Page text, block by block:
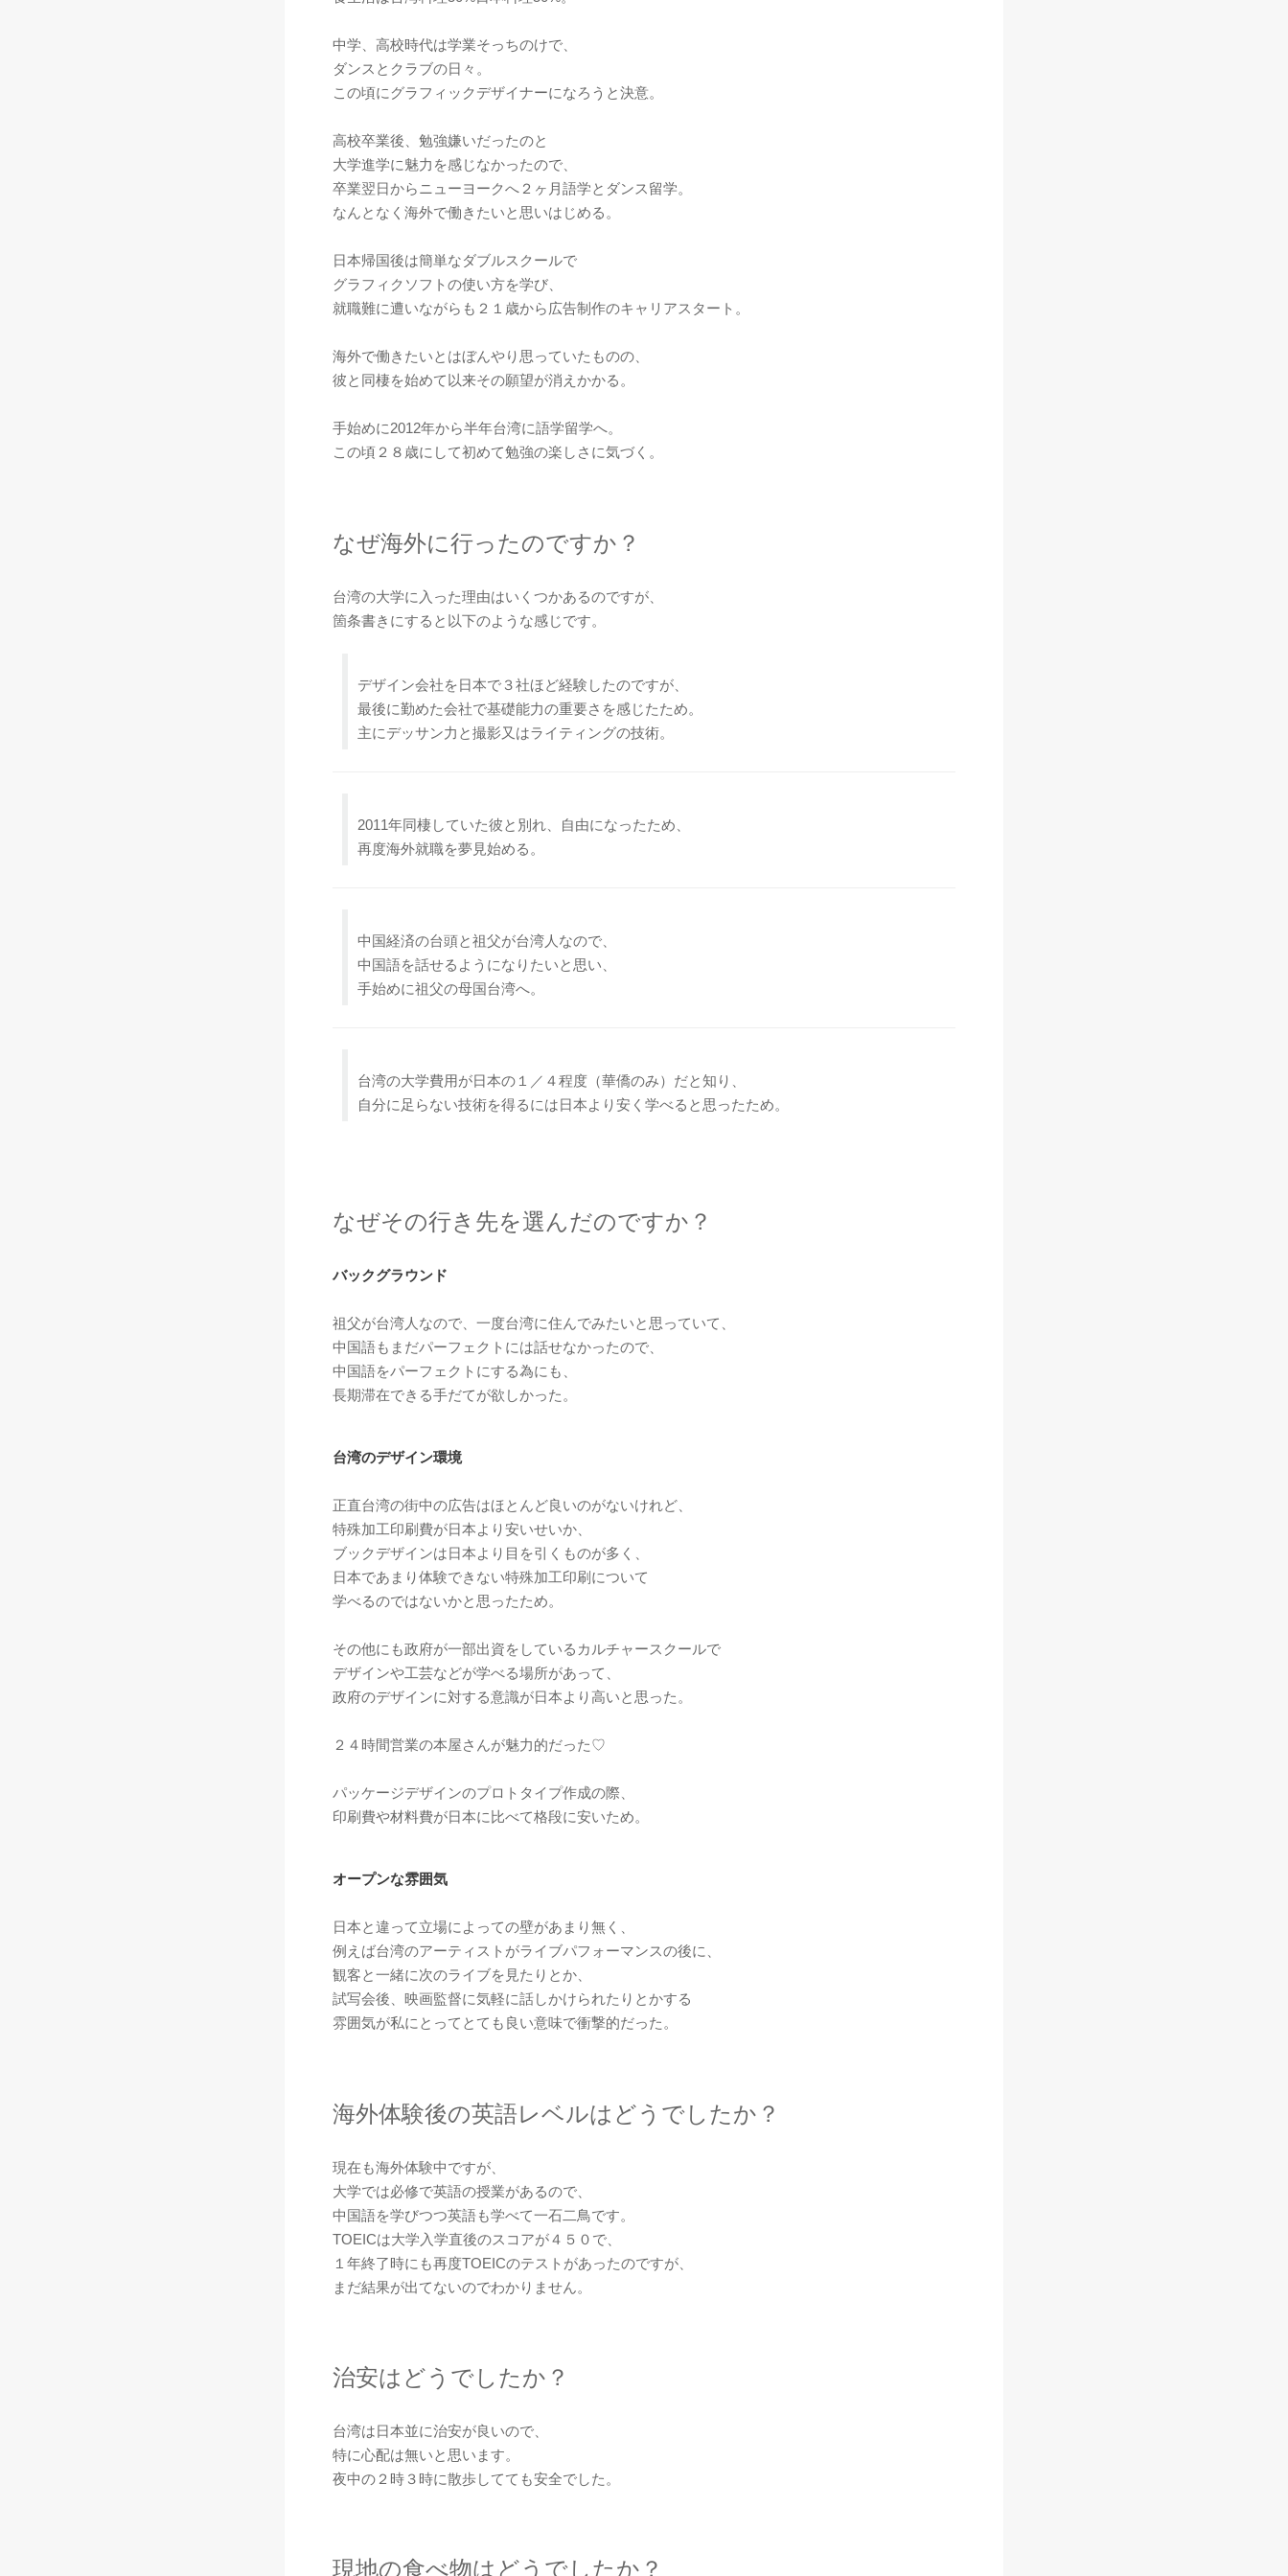
中学、高校時代は学業そっちのけで、
ダンスとクラブの日々。
この頃にグラフィックデザイナーになろうと決意。
高校卒業後、勉強嫌いだったのと
大学進学に魅力を感じなかったので、
卒業翌日からニューヨークへ２ヶ月語学とダンス留学。
なんとなく海外で働きたいと思いはじめる。
日本帰国後は簡単なダブルスクールで
グラフィクソフトの使い方を学び、
就職難に遭いながらも２１歳から広告制作のキャリアスタート。
海外で働きたいとはぼんやり思っていたものの、
彼と同棲を始めて以来その願望が消えかかる。
手始めに2012年から半年台湾に語学留学へ。
この頃２８歳にして初めて勉強の楽しさに気づく。
なぜ海外に行ったのですか？
台湾の大学に入った理由はいくつかあるのですが、
箇条書きにすると以下のような感じです。
デザイン会社を日本で３社ほど経験したのですが、
最後に勤めた会社で基礎能力の重要さを感じたため。
主にデッサン力と撮影又はライティングの技術。
2011年同棲していた彼と別れ、自由になったため、
再度海外就職を夢見始める。
中国経済の台頭と祖父が台湾人なので、
中国語を話せるようになりたいと思い、
手始めに祖父の母国台湾へ。
台湾の大学費用が日本の１／４程度（華僑のみ）だと知り、
自分に足らない技術を得るには日本より安く学べると思ったため。
なぜその行き先を選んだのですか？
バックグラウンド
祖父が台湾人なので、一度台湾に住んでみたいと思っていて、
中国語もまだパーフェクトには話せなかったので、
中国語をパーフェクトにする為にも、
長期滞在できる手だてが欲しかった。
台湾のデザイン環境
正直台湾の街中の広告はほとんど良いのがないけれど、
特殊加工印刷費が日本より安いせいか、
ブックデザインは日本より目を引くものが多く、
日本であまり体験できない特殊加工印刷について
学べるのではないかと思ったため。
その他にも政府が一部出資をしているカルチャースクールで
デザインや工芸などが学べる場所があって、
政府のデザインに対する意識が日本より高いと思った。
２４時間営業の本屋さんが魅力的だった♡
パッケージデザインのプロトタイプ作成の際、
印刷費や材料費が日本に比べて格段に安いため。
オープンな雰囲気
日本と違って立場によっての壁があまり無く、
例えば台湾のアーティストがライブパフォーマンスの後に、
観客と一緒に次のライブを見たりとか、
試写会後、映画監督に気軽に話しかけられたりとかする
雰囲気が私にとってとても良い意味で衝撃的だった。
海外体験後の英語レベルはどうでしたか？
現在も海外体験中ですが、
大学では必修で英語の授業があるので、
中国語を学びつつ英語も学べて一石二鳥です。
TOEICは大学入学直後のスコアが４５０で、
１年終了時にも再度TOEICのテストがあったのですが、
まだ結果が出てないのでわかりません。
治安はどうでしたか？
台湾は日本並に治安が良いので、
特に心配は無いと思います。
夜中の２時３時に散歩してても安全でした。
現地の食べ物はどうでしたか？